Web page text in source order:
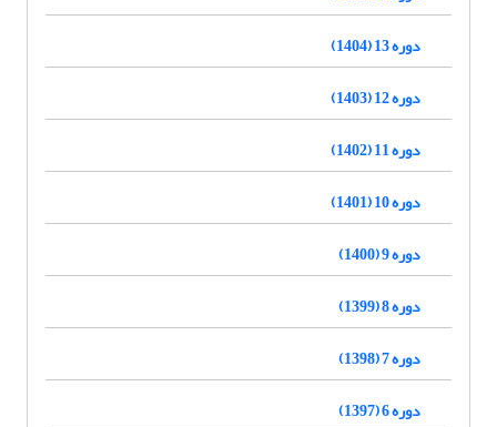
دوره 13 (1404)
دوره 12 (1403)
دوره 11 (1402)
دوره 10 (1401)
دوره 9 (1400)
دوره 8 (1399)
دوره 7 (1398)
دوره 6 (1397)